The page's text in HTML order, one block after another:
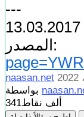
---
naasan.net
341ألف نقاط